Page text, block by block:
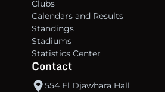
Clubs
Calendars and Results
Standings
Stadiums
Statistics Center
Contact
554 El Djawhara Hall